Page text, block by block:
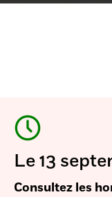
Le 13
Consultez les